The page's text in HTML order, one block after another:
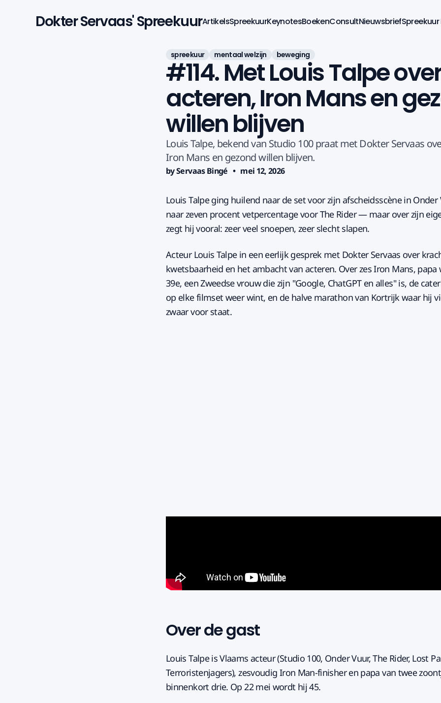
Dokter Servaas' SpreekuurArtikelsSpreekuurKeynotesBoekenConsultNieuwsbriefSpreekuur
spreekuur mentaal welzijn beweging
#114. Met Louis Talpe
acteren, Iron Mans en
willen blijven
Louis Talpe, bekend van Studio 100 praat met Dokter Servaas
Iron Mans en gezond willen blijven.
by Servaas Bingé mei 12, 2026
Louis Talpe ging huilend naar de set voor zijn afscheidsscène in Onder
naar zeven procent vetpercentage voor The Rider — maar over zijn
zegt hij vooral: zeer veel snoepen, zeer slecht slapen.
Acteur Louis Talpe in een eerlijk gesprek met Dokter Servaas over
kwetsbaarheid en het ambacht van acteren. Over zes Iron Mans, papa
39e, een Zweedse vrouw die zijn "Google, ChatGPT en alles" is, de
op elke filmset weer wint, en de halve marathon van Kortrijk waar hij
zwaar voor staat.
Over de gast
Louis Talpe is Vlaams acteur (Studio 100, Onder Vuur, The Rider, Lost
Terroristenjagers), zesvoudig Iron Man-finisher en papa van twee
binnenkort drie. Op 22 mei wordt hij 45.